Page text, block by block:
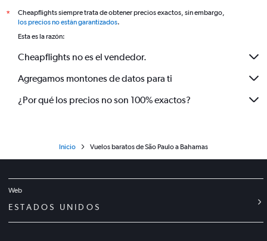
*
Cheapflights siempre trata de obtener precios exactos, sin embargo,
los precios no están garantizados.
Esta es la razón:
Cheapflights no es el vendedor.
Agregamos montones de datos para ti
¿Por qué los precios no son 100% exactos?
Inicio Vuelos baratos de São Paulo a Bahamas
Web
ESTADOS UNIDOS